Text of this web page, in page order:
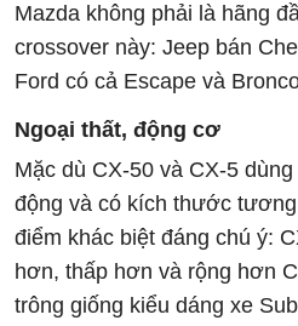
Mazda không phải là hãng
crossover này: Jeep bán
Ford có cả Escape và
Ngoại thất, động cơ
Mặc dù CX-50 và CX-5
động và có kích thước
điểm khác biệt đáng chú ý:
hơn, thấp hơn và rộng hơn
trông giống kiểu dáng xe